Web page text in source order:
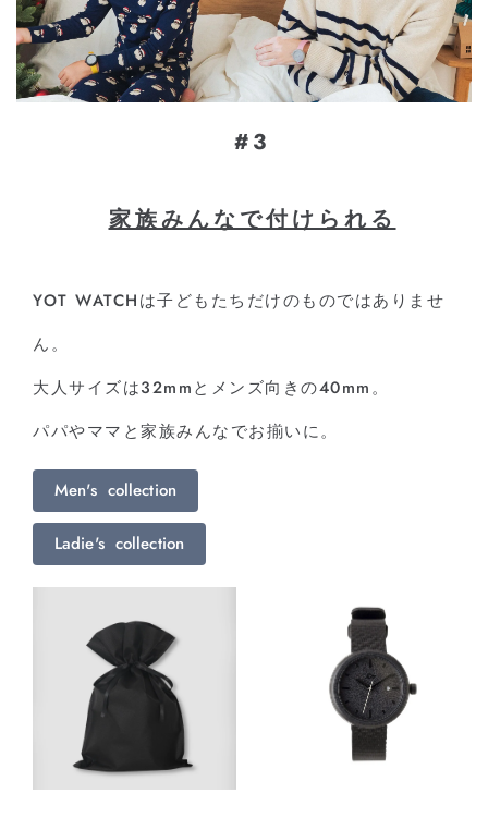
#3
家族みんなで付けられる
YOT WATCHは⼦どもたちだけのものではありませ
ん。
⼤⼈サイズは32mmとメンズ向きの40mm。
パパやママと家族みんなでお揃いに。
Men's collection
Ladie's collection